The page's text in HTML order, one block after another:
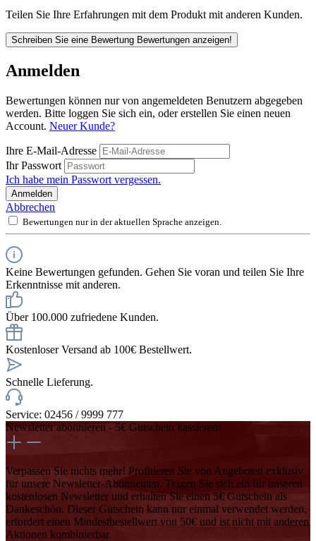
Teilen Sie Ihre Erfahrungen mit dem Produkt mit anderen Kunden.
Schreiben Sie eine Bewertung Bewertungen anzeigen!
Anmelden
Bewertungen können nur von angemeldeten Benutzern abgegeben
werden. Bitte loggen Sie sich ein, oder erstellen Sie einen neuen
Account. Neuer Kunde?
Ihre E-Mail-Adresse
Ihr Passwort
Ich habe mein Passwort vergessen.
Anmelden
Abbrechen
Bewertungen nur in der aktuellen Sprache anzeigen.
Keine Bewertungen gefunden. Gehen Sie voran und teilen Sie Ihre
Erkenntnisse mit anderen.
Über 100.000 zufriedene Kunden.
Kostenloser Versand ab 100€ Bestellwert.
Schnelle Lieferung.
Service: 02456 / 9999 777
Newsletter abonnieren - 5€ Gutschein kassieren!
Verpassen Sie nichts mehr! Profitieren Sie von Angeboten exklusiv
für unsere Newsletter-Abonnenten. Tragen Sie sich ein für unseren
kostenlosen Newsletter und erhalten Sie einen 5€ Gutschein als
Dankeschön. Dieser Gutschein kann nur einmal verwendet werden,
erfordert einen Mindestbestellwert von 50€ und ist nicht mit anderen
Aktionen kombinierbar.